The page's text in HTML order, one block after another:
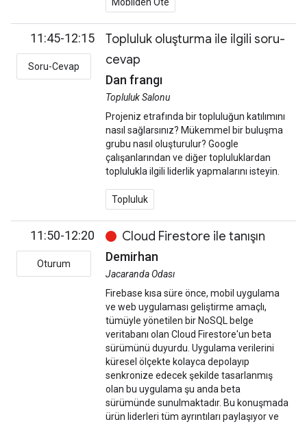
11:45-12:15
Soru-Cevap
Topluluk oluşturma ile ilgili soru-
cevap
Dan frangı
Topluluk Salonu
Projeniz etrafında bir topluluğun katılımını
nasıl sağlarsınız? Mükemmel bir buluşma
grubu nasıl oluşturulur? Google
çalışanlarından ve diğer topluluklardan
toplulukla ilgili liderlik yapmalarını isteyin.
Topluluk
11:50-12:20
Oturum
Cloud Firestore ile tanışın
Demirhan
Jacaranda Odası
Firebase kısa süre önce, mobil uygulama
ve web uygulaması geliştirme amaçlı,
tümüyle yönetilen bir NoSQL belge
veritabanı olan Cloud Firestore'un beta
sürümünü duyurdu. Uygulama verilerini
küresel ölçekte kolayca depolayıp
senkronize edecek şekilde tasarlanmış
olan bu uygulama şu anda beta
sürümünde sunulmaktadır. Bu konuşmada
ürün liderleri tüm ayrıntıları paylaşıyor ve